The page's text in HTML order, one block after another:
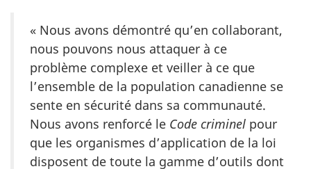
« Nous avons démontré qu’en collaborant,
nous pouvons nous attaquer à ce
problème complexe et veiller à ce que
l’ensemble de la population canadienne se
sente en sécurité dans sa communauté.
Nous avons renforcé le Code criminel pour
que les organismes d’application de la loi
disposent de toute la gamme d’outils dont